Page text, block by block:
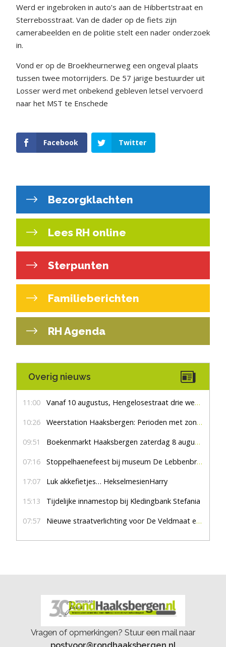
Werd er ingebroken in auto’s aan de Hibbertstraat en
Sterrebosstraat. Van de dader op de fiets zijn
camerabeelden en de politie stelt een nader onderzoek
in.
Vond er op de Broekheurnerweg een ongeval plaats
tussen twee motorrijders. De 57 jarige bestuurder uit
Losser werd met onbekend gebleven letsel vervoerd
naar het MST te Enschede
Facebook Twitter
Bezorgklachten
Lees RH online
Sterpunten
Familieberichten
RH Agenda
Overig nieuws
11:00 Vanaf 10 augustus, Hengelosestraat drie weken dicht voor doorgaand verkeer
10:26 Weerstation Haaksbergen: Perioden met zon en droog
09:51 Boekenmarkt Haaksbergen zaterdag 8 augustus, marktplein Haaksbergen
07:16 Stoppelhaenefeest bij museum De Lebbenbrugge
17:07 Luk akkefietjes… HekselmesienHarry
15:13 Tijdelijke innamestop bij Kledingbank Stefania
07:57 Nieuwe straatverlichting voor De Veldmaat en De Pas
Vragen of opmerkingen? Stuur een mail naar
postvoor@rondhaaksbergen.nl